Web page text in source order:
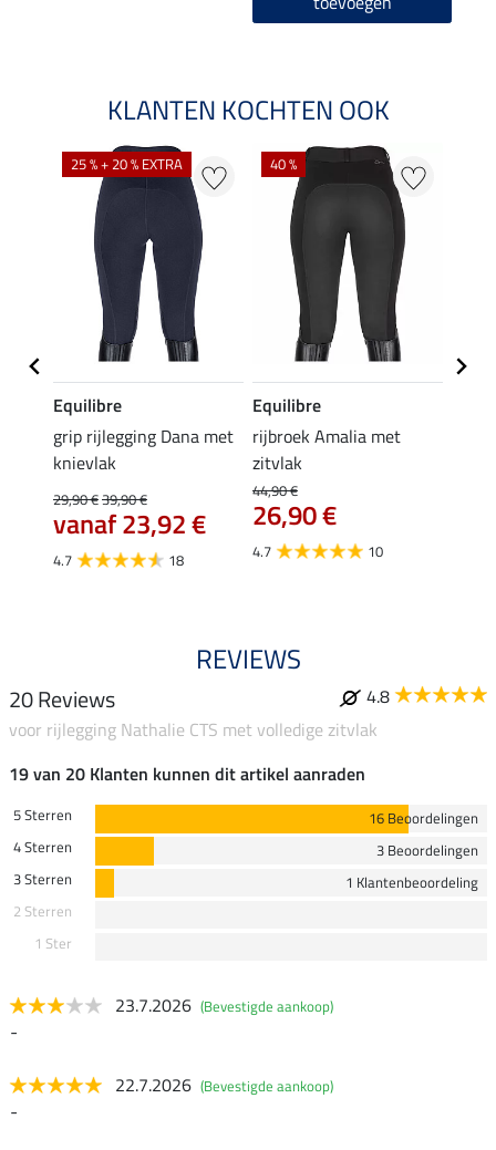
KLANTEN KOCHTEN OOK
25 % + 20 % EXTRA
Equilibre
grip rijlegging Dana met
knievlak
29,90 €39,90 €
vanaf 23,92 €
4.7 18
40 %
Equilibre
rijbroek Amalia met
zitvlak
44,90 €
26,90 €
4.7 10
REVIEWS
20 Reviews
4.8
voor rijlegging Nathalie CTS met volledige zitvlak
19 van 20 Klanten kunnen dit artikel aanraden
5 Sterren
16 Beoordelingen
4 Sterren
3 Beoordelingen
3 Sterren
1 Klantenbeoordeling
2 Sterren
1 Ster
23.7.2026 (Bevestigde aankoop)
-
22.7.2026 (Bevestigde aankoop)
-